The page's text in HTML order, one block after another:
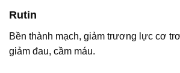
Rutin
Bền thành mạch, giảm trương lực cơ
giảm đau, cầm máu.